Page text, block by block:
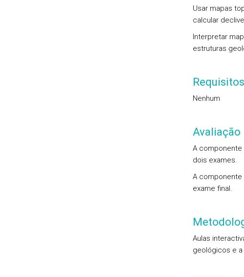
Usar mapas
calcular
Interpretar
estruturas
Requisitos
Nenhum
Avaliação
A componente
dois exames.
A componente
exame final.
Aulas
geológicos e